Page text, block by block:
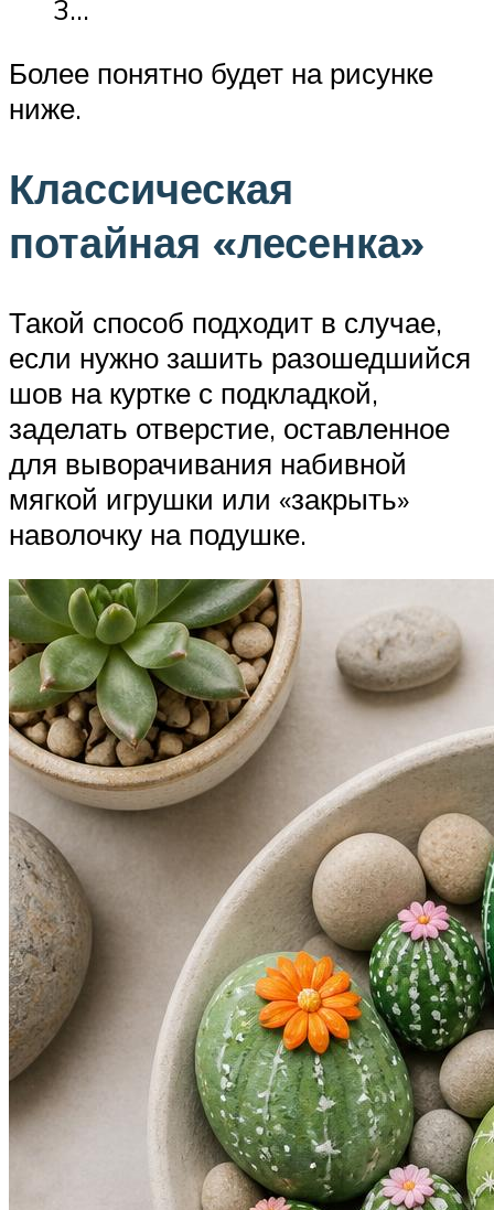
3…
Более понятно будет на рисунке
ниже.
Классическая
потайная «лесенка»
Такой способ подходит в случае,
если нужно зашить разошедшийся
шов на куртке с подкладкой,
заделать отверстие, оставленное
для выворачивания набивной
мягкой игрушки или «закрыть»
наволочку на подушке.